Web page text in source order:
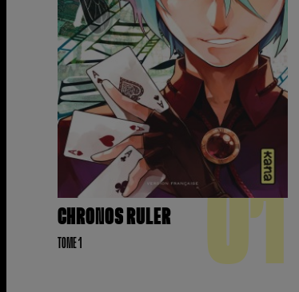
CHRONOS RULER
TOME 1 01